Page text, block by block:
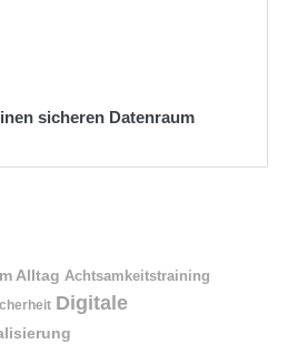
sicheren Datenraum
Alltag Achtsamkeitstraining
Digitale